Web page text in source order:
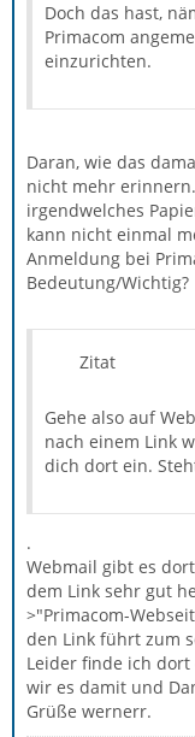
Doch das hast,
Primacom
einzurichten.
Daran, wie das
nicht mehr
irgendwelches
kann nicht einmal
Anmeldung bei
Bedeutung/Wichtig?
Zitat
Gehe also auf
nach einem Link
dich dort ein.
.
Webmail gibt es
dem Link sehr gut
>"Primacom-
den Link führt zum
Leider finde ich
wir es damit und
Grüße wernerr.